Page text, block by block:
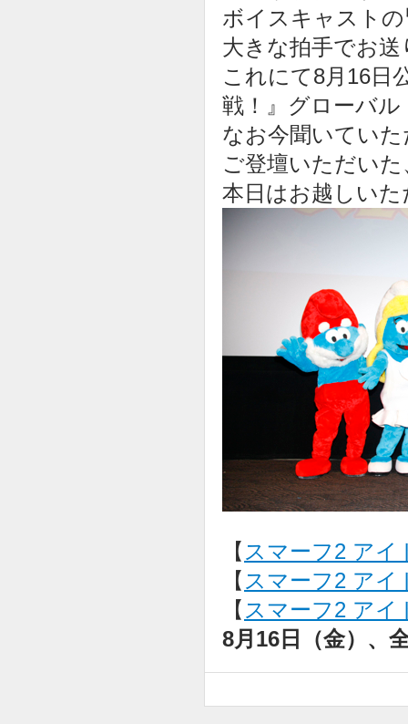
ボイスキャスト
大きな拍手でお
これにて8月16日
戦！』グローバ
なお今聞いてい
ご登壇いただい
本日はお越しい
【 スマーフ2 アイ
【 スマーフ2 アイ
【 スマーフ2 アイ
8月16日（金）、